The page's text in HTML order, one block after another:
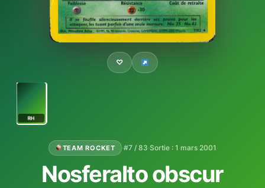
♡
RH
TEAM ROCKET ·#7 / 83·Sortie : 1 mars 2001
Nosferalto obscur